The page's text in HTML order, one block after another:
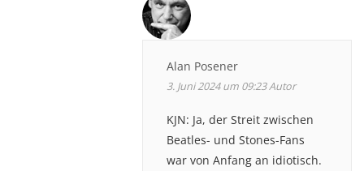
Alan Posener
3. Juni 2024 um 09:23Autor
KJN: Ja, der Streit zwischen
Beatles- und Stones-Fans
war von Anfang an idiotisch.